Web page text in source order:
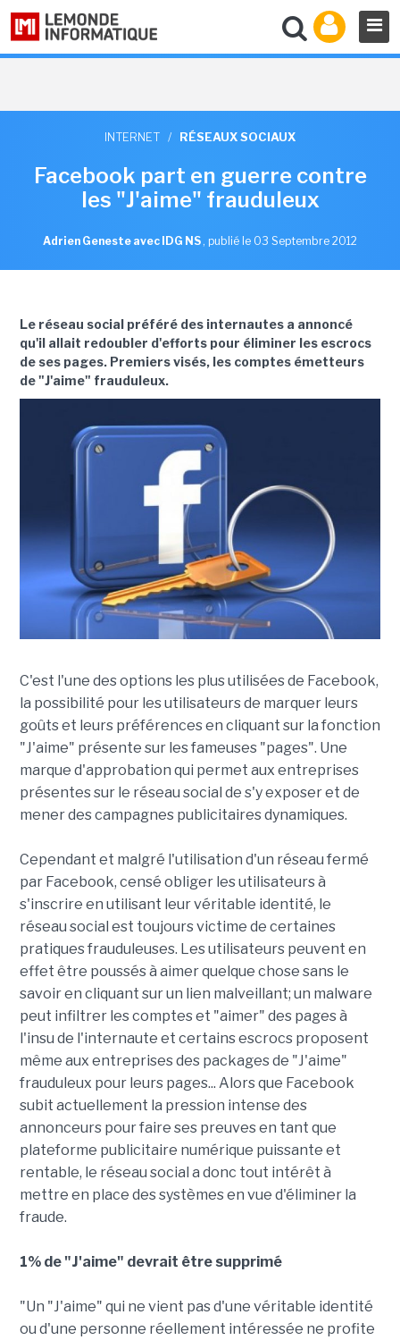
INTERNET / RÉSEAUX SOCIAUX
Facebook part en guerre contre
les "J'aime" frauduleux
Adrien Geneste avec IDG NS , publié le 03 Septembre 2012
Le réseau social préféré des internautes a annoncé
qu'il allait redoubler d'efforts pour éliminer les escrocs
de ses pages. Premiers visés, les comptes émetteurs
de "J'aime" frauduleux.
C'est l'une des options les plus utilisées de Facebook,
la possibilité pour les utilisateurs de marquer leurs
goûts et leurs préférences en cliquant sur la fonction
"J'aime" présente sur les fameuses "pages". Une
marque d'approbation qui permet aux entreprises
présentes sur le réseau social de s'y exposer et de
mener des campagnes publicitaires dynamiques.
Cependant et malgré l'utilisation d'un réseau fermé
par Facebook, censé obliger les utilisateurs à
s'inscrire en utilisant leur véritable identité, le
réseau social est toujours victime de certaines
pratiques frauduleuses. Les utilisateurs peuvent en
effet être poussés à aimer quelque chose sans le
savoir en cliquant sur un lien malveillant; un malware
peut infiltrer les comptes et "aimer" des pages à
l'insu de l'internaute et certains escrocs proposent
même aux entreprises des packages de "J'aime"
frauduleux pour leurs pages... Alors que Facebook
subit actuellement la pression intense des
annonceurs pour faire ses preuves en tant que
plateforme publicitaire numérique puissante et
rentable, le réseau social a donc tout intérêt à
mettre en place des systèmes en vue d'éliminer la
fraude.
1% de "J'aime" devrait être supprimé
"Un "J'aime" qui ne vient pas d'une véritable identité
ou d'une personne réellement intéressée ne profite